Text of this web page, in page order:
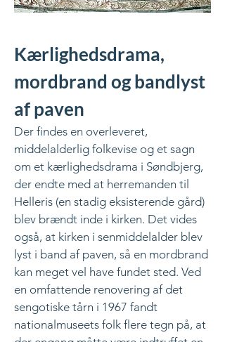
Kærlighedsdrama,
mordbrand og bandlyst
af paven
Der findes en overleveret,
middelalderlig folkevise og et sagn
om et kærlighedsdrama i Søndbjerg,
der endte med at herremanden til
Helleris (en stadig eksisterende gård)
blev brændt inde i kirken. Det vides
også, at kirken i senmiddelalder blev
lyst i band af paven, så en mordbrand
kan meget vel have fundet sted. Ved
en omfattende renovering af det
sengotiske tårn i 1967 fandt
nationalmuseets folk flere tegn på, at